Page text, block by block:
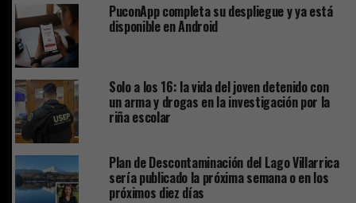
PuconApp completa su despliegue y ya está
disponible en Android
Solo a los 16: la vida del joven detenido con
un arma y drogas en la investigación por la
riña escolar
Plan de Descontaminación del Lago Villarrica
sería publicado la próxima semana o en los
próximos diez días